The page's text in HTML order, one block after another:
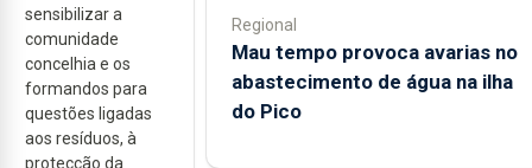
sensibilizar a
comunidade
concelhia e os
formandos para
questões ligadas
aos resíduos, à
protecção da
Regional
Mau tempo provoca avarias no
abastecimento de água na ilha
do Pico